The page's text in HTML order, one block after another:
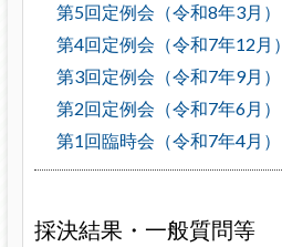
第5回定例会（令和8年3月）
第4回定例会（令和7年12月）
第3回定例会（令和7年9月）
第2回定例会（令和7年6月）
第1回臨時会（令和7年4月）
採決結果・一般質問等